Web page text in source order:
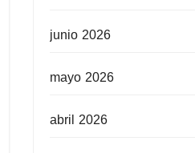
junio 2026
mayo 2026
abril 2026